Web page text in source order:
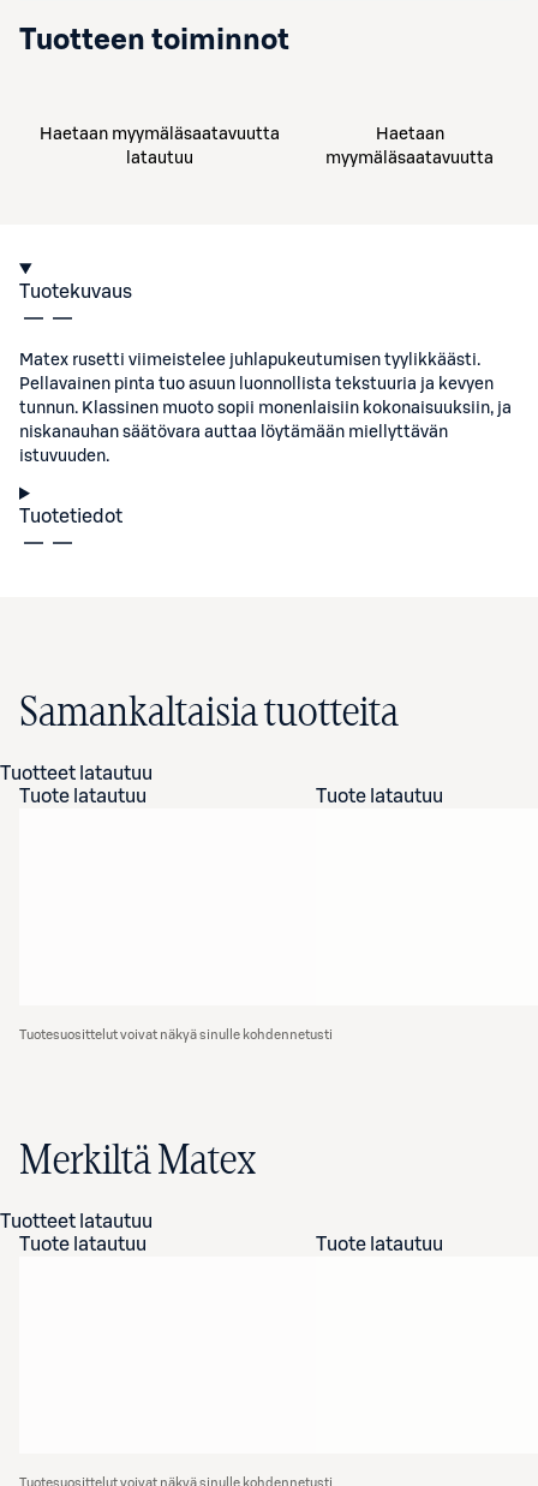
Tuotteen toiminnot
Haetaan myymäläsaatavuutta
latautuu
Haetaan
myymäläsaatavuutta
Tuotekuvaus
Matex rusetti viimeistelee juhlapukeutumisen tyylikkäästi.
Pellavainen pinta tuo asuun luonnollista tekstuuria ja kevyen
tunnun. Klassinen muoto sopii monenlaisiin kokonaisuuksiin, ja
niskanauhan säätövara auttaa löytämään miellyttävän
istuvuuden.
Tuotetiedot
Samankaltaisia tuotteita
Tuotteet latautuu
Tuote latautuu
Tuote latautuu
Tuotesuosittelut voivat näkyä sinulle kohdennetusti
Merkiltä Matex
Tuotteet latautuu
Tuote latautuu
Tuote latautuu
Tuotesuosittelut voivat näkyä sinulle kohdennetusti